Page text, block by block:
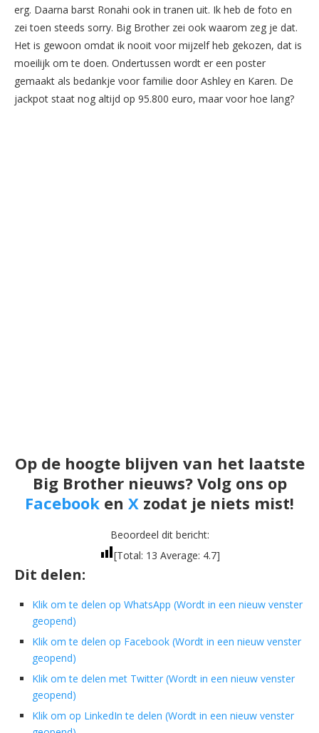
erg. Daarna barst Ronahi ook in tranen uit. Ik heb de foto en
zei toen steeds sorry. Big Brother zei ook waarom zeg je dat.
Het is gewoon omdat ik nooit voor mijzelf heb gekozen, dat is
moeilijk om te doen. Ondertussen wordt er een poster
gemaakt als bedankje voor familie door Ashley en Karen. De
jackpot staat nog altijd op 95.800 euro, maar voor hoe lang?
Op de hoogte blijven van het laatste
Big Brother nieuws? Volg ons op
Facebook en X zodat je niets mist!
Beoordeel dit bericht:
[Total: 13 Average: 4.7]
Dit delen:
Klik om te delen op WhatsApp (Wordt in een nieuw venster
geopend)
Klik om te delen op Facebook (Wordt in een nieuw venster
geopend)
Klik om te delen met Twitter (Wordt in een nieuw venster
geopend)
Klik om op LinkedIn te delen (Wordt in een nieuw venster